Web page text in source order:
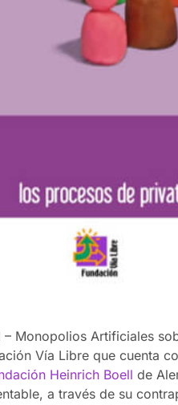
– Monopolios Artificiales
Vía Libre que cuenta
Heinrich Boell de
a través de su